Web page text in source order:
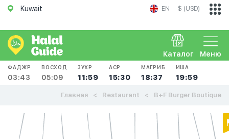
Kuwait EN $ (USD)
Меню
Каталог
ФАДЖР
03:43
ВОСХОД
05:09
ЗУХР
11:59
АСР
15:30
МАГРИБ
18:37
ИША
19:59
Главная Restaurant B+F Burger Boutique